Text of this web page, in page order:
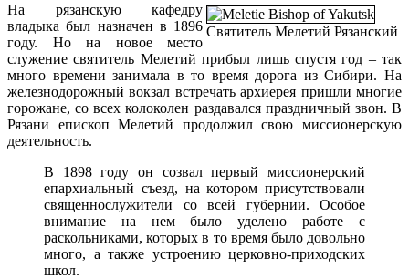
Святитель Мелетий Рязанский
На рязанскую кафедру
владыка был назначен в 1896
году. Но на новое место
служение святитель Мелетий прибыл лишь спустя год – так
много времени занимала в то время дорога из Сибири. На
железнодорожный вокзал встречать архиерея пришли многие
горожане, со всех колоколен раздавался праздничный звон. В
Рязани епископ Мелетий продолжил свою миссионерскую
деятельность.
В 1898 году он созвал первый миссионерский
епархиальный съезд, на котором присутствовали
священнослужители со всей губернии. Особое
внимание на нем было уделено работе с
раскольниками, которых в то время было довольно
много, а также устроению церковно-приходских
школ.